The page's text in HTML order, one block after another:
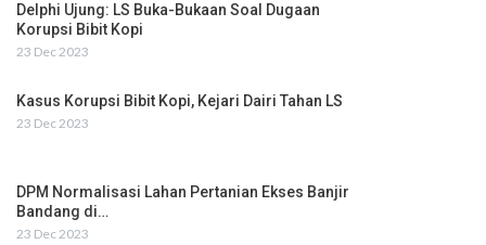
Delphi Ujung: LS Buka-Bukaan Soal Dugaan
Korupsi Bibit Kopi
23 Dec 2023
Kasus Korupsi Bibit Kopi, Kejari Dairi Tahan LS
23 Dec 2023
DPM Normalisasi Lahan Pertanian Ekses Banjir
Bandang di…
23 Dec 2023